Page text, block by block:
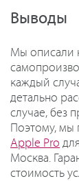
Выводы
Мы описали
каждый
детально
случае, без
Поэтому, мы
Apple Pro
Москва.
стоимость